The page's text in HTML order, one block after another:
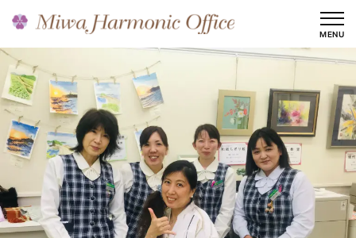
を
ス
キ
ッ
プ
MENU